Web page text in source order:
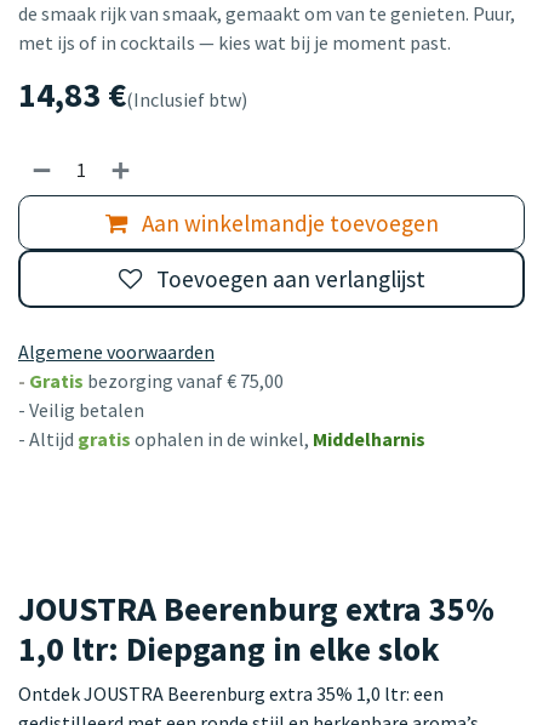
de smaak rijk van smaak, gemaakt om van te genieten. Puur,
met ijs of in cocktails — kies wat bij je moment past.
14,83 €(Inclusief btw)
Aan winkelmandje toevoegen
Toevoegen aan verlanglijst
Algemene voorwaarden
- Gratis bezorging vanaf € 75,00
- Veilig betalen
- Altijd gratis ophalen in de winkel, Middelharnis
JOUSTRA Beerenburg extra 35%
1,0 ltr: Diepgang in elke slok
Ontdek JOUSTRA Beerenburg extra 35% 1,0 ltr: een